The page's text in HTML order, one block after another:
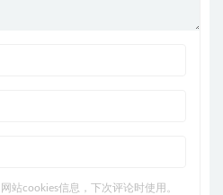
站cookies信息，下次评论时使用。